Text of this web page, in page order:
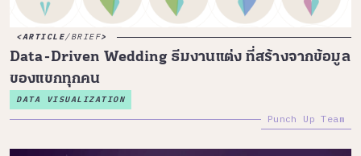
ARTICLE/BRIEF
Data-Driven Wedding ธีมงานแต่ง ที่สร้างจากข้อมูล
ของแขกทุกคน
DATA VISUALIZATION
Punch Up Team